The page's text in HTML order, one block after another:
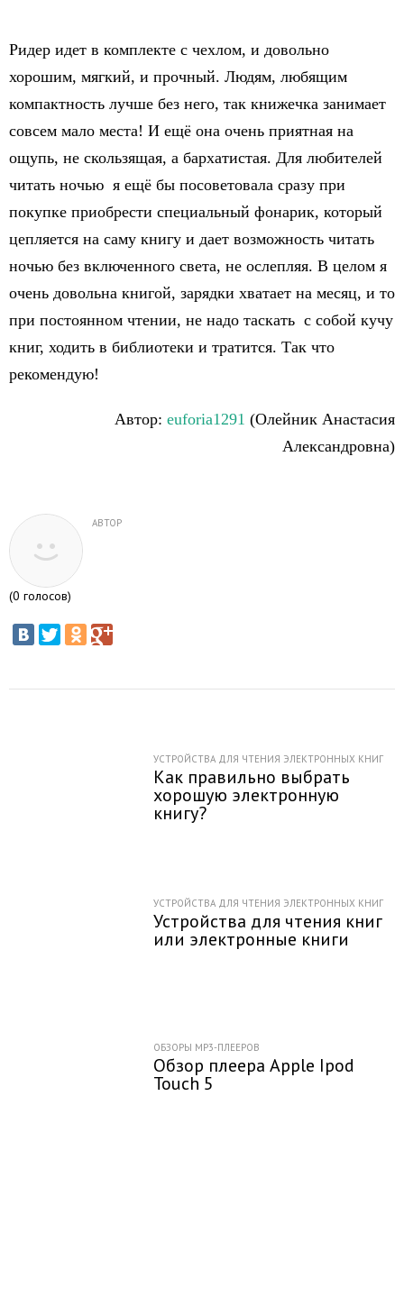
Ридер идет в комплекте с чехлом, и довольно
хорошим, мягкий, и прочный. Людям, любящим
компактность лучше без него, так книжечка занимает
совсем мало места! И ещё она очень приятная на
ощупь, не скользящая, а бархатистая. Для любителей
читать ночью я ещё бы посоветовала сразу при
покупке приобрести специальный фонарик, который
цепляется на саму книгу и дает возможность читать
ночью без включенного света, не ослепляя. В целом я
очень довольна книгой, зарядки хватает на месяц, и то
при постоянном чтении, не надо таскать с собой кучу
книг, ходить в библиотеки и тратится. Так что
рекомендую!
Автор: euforia1291 (Олейник Анастасия
Александровна)
АВТОР
(0 голосов)
УСТРОЙСТВА ДЛЯ ЧТЕНИЯ ЭЛЕКТРОННЫХ КНИГ
Как правильно выбрать
хорошую электронную
книгу?
УСТРОЙСТВА ДЛЯ ЧТЕНИЯ ЭЛЕКТРОННЫХ КНИГ
Устройства для чтения книг
или электронные книги
ОБЗОРЫ MP3-ПЛЕЕРОВ
Обзор плеера Apple Ipod
Touch 5